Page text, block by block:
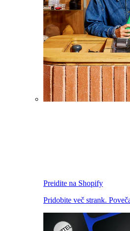
Preidite na Shopify
Pridobite več strank.